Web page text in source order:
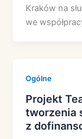
Kraków na
we
Ogólne
Projekt
tworzenia
z